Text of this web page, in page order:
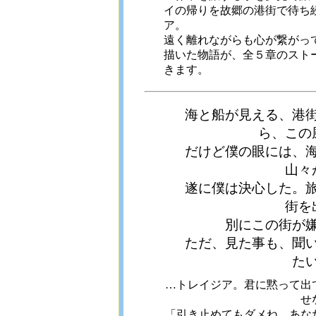
イの帰りを故郷の港街で待ち
ア。
遠く離れながらも心が繋がっ
描いた物語が、全５章のスト
きます。
海と船が見える、港
ら、こ
だけど僕の眼には、
山々
遂に僕は決心した。
街を
別にこの街が
ただ、見た事も、聞
た
…トレイジア。君に黙って出
せ